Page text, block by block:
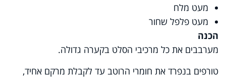
מעט מלח
מעט פלפל שחור
הכנה
מערבבים את כל מרכיבי הסלט בקערה גדולה.
טורפים בנפרד את חומרי הרוטב עד לקבלת מרקם אחיד,